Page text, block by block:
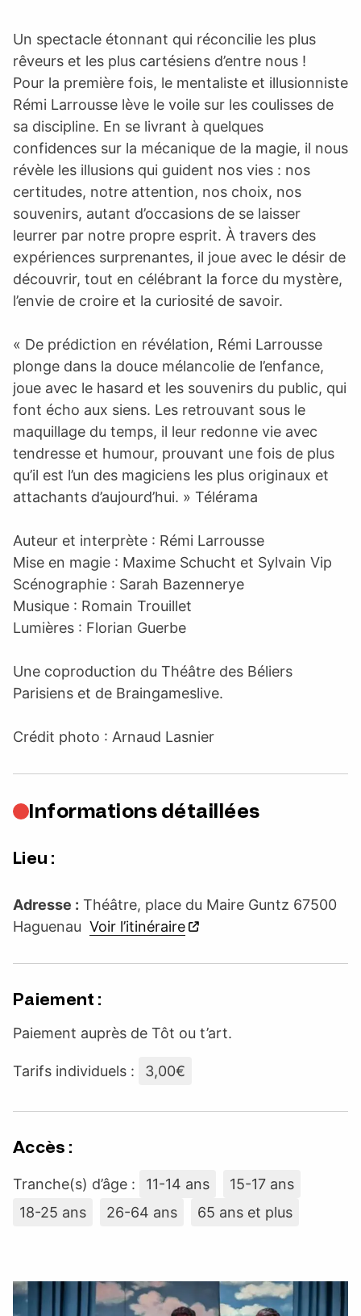
Un spectacle étonnant qui réconcilie les plus
rêveurs et les plus cartésiens d’entre nous !
Pour la première fois, le mentaliste et illusionniste
Rémi Larrousse lève le voile sur les coulisses de
sa discipline. En se livrant à quelques
confidences sur la mécanique de la magie, il nous
révèle les illusions qui guident nos vies : nos
certitudes, notre attention, nos choix, nos
souvenirs, autant d’occasions de se laisser
leurrer par notre propre esprit. À travers des
expériences surprenantes, il joue avec le désir de
découvrir, tout en célébrant la force du mystère,
l’envie de croire et la curiosité de savoir.
« De prédiction en révélation, Rémi Larrousse
plonge dans la douce mélancolie de l’enfance,
joue avec le hasard et les souvenirs du public, qui
font écho aux siens. Les retrouvant sous le
maquillage du temps, il leur redonne vie avec
tendresse et humour, prouvant une fois de plus
qu’il est l’un des magiciens les plus originaux et
attachants d’aujourd’hui. » Télérama
Auteur et interprète : Rémi Larrousse
Mise en magie : Maxime Schucht et Sylvain Vip
Scénographie : Sarah Bazennerye
Musique : Romain Trouillet
Lumières : Florian Guerbe
Une coproduction du Théâtre des Béliers
Parisiens et de Braingameslive.
Crédit photo : Arnaud Lasnier
Informations détaillées
Lieu :
Adresse : Théâtre, place du Maire Guntz 67500
Haguenau Voir l’itinéraire
Paiement :
Paiement auprès de Tôt ou t’art.
Tarifs individuels : 3,00€
Accès :
Tranche(s) d’âge : 11-14 ans
15-17 ans
18-25 ans
26-64 ans 65 ans et plus